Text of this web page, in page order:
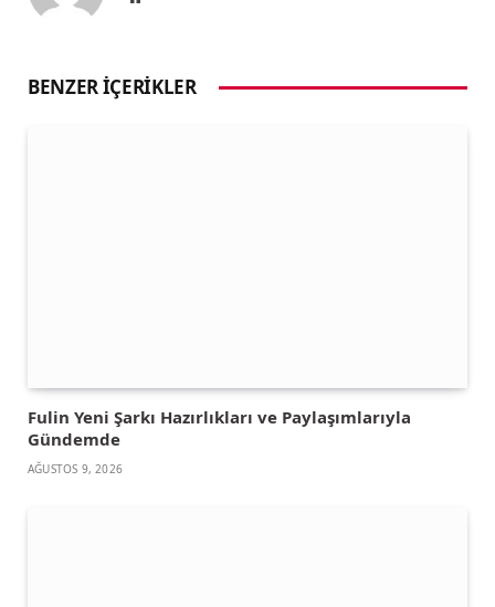
BENZER İÇERIKLER
Fulin Yeni Şarkı Hazırlıkları ve Paylaşımlarıyla
Gündemde
AĞUSTOS 9, 2026